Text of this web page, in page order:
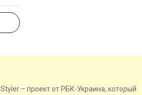
Styler – проект от РБК-Украина, который